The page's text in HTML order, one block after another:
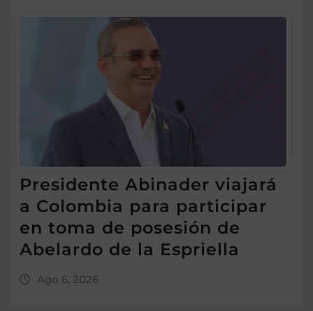
Presidente Abinader viajará
a Colombia para participar
en toma de posesión de
Abelardo de la Espriella
Ago 6, 2026